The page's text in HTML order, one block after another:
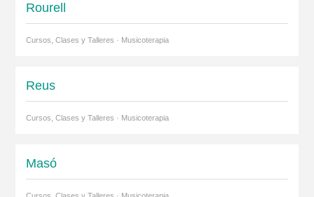
Rourell
Cursos, Clases y Talleres · Musicoterapia
Reus
Cursos, Clases y Talleres · Musicoterapia
Masó